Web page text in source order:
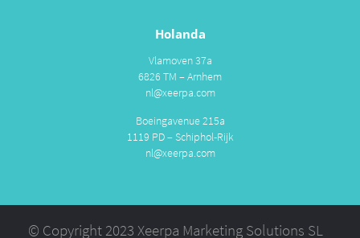
Holanda
Vlamoven 37a
6826 TM – Arnhem
nl@xeerpa.com
Boeingavenue 215a
1119 PD – Schiphol-Rijk
nl@xeerpa.com
© Copyright 2023 Xeerpa Marketing Solutions SL